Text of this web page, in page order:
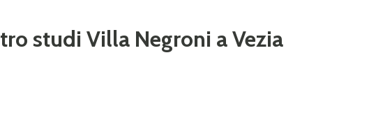
studi Villa Negroni a Vezia